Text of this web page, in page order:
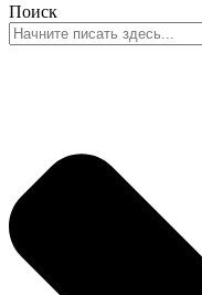
Поиск